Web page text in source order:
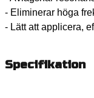
- Eliminerar höga
- Lätt att applicera,
Specifikation